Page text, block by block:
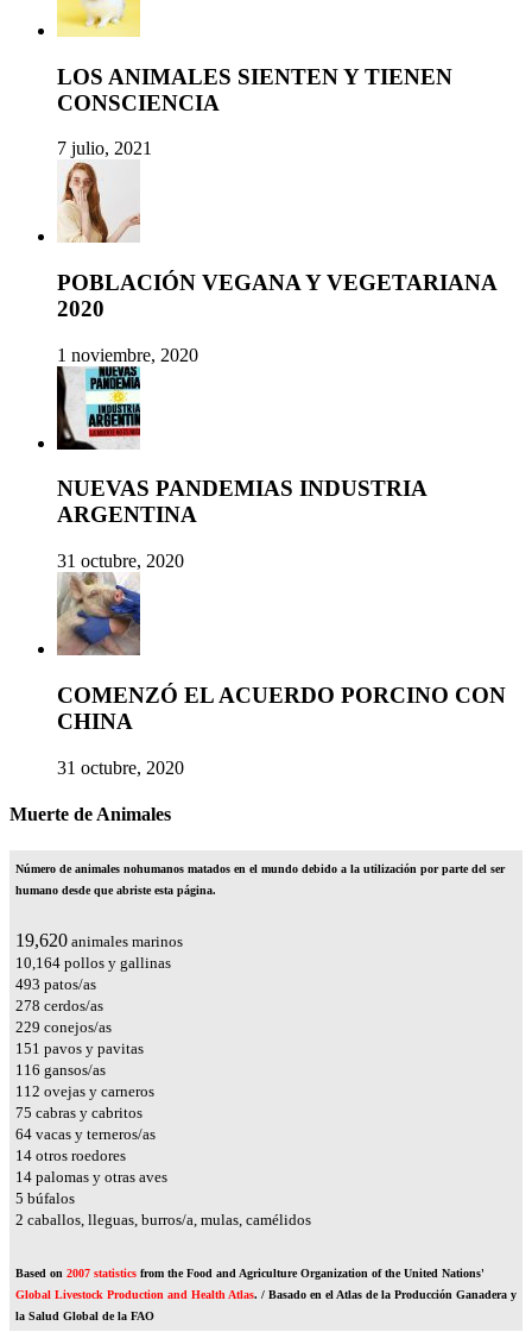
LOS ANIMALES SIENTEN Y TIENEN
CONSCIENCIA
7 julio, 2021
POBLACIÓN VEGANA Y VEGETARIANA
2020
1 noviembre, 2020
NUEVAS PANDEMIAS INDUSTRIA
ARGENTINA
31 octubre, 2020
COMENZÓ EL ACUERDO PORCINO CON
CHINA
31 octubre, 2020
Muerte de Animales
Número de animales nohumanos matados en el mundo debido a la utilización por parte del ser
humano desde que abriste esta página.
23,545 animales marinos
12,197 pollos y gallinas
592 patos/as
334 cerdos/as
275 conejos/as
181 pavos y pavitas
139 gansos/as
135 ovejas y carneros
90 cabras y cabritos
76 vacas y terneros/as
17 otros roedores
16 palomas y otras aves
6 búfalos
2 caballos, lleguas, burros/a, mulas, camélidos
Based on 2007 statistics from the Food and Agriculture Organization of the United Nations'
Global Livestock Production and Health Atlas. / Basado en el Atlas de la Producción Ganadera y
la Salud Global de la FAO